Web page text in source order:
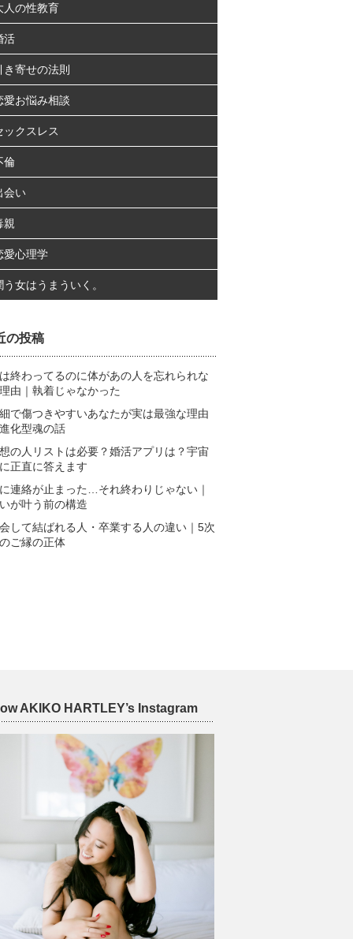
人の性教育
活
き寄せの法則
愛お悩み相談
ックスレス
倫
会い
親
愛心理学
う女はうまういく。
の投稿
終わってるのに体があの人を忘れられな
由｜執着じゃなかった
で傷つきやすいあなたが実は最強な理由
化型魂の話
の人リストは必要？婚活アプリは？宇宙
正直に答えます
連絡が止まった…それ終わりじゃない｜
が叶う前の構造
して結ばれる人・卒業する人の違い｜5次
ご縁の正体
AKIKO HARTLEY’s Instagram